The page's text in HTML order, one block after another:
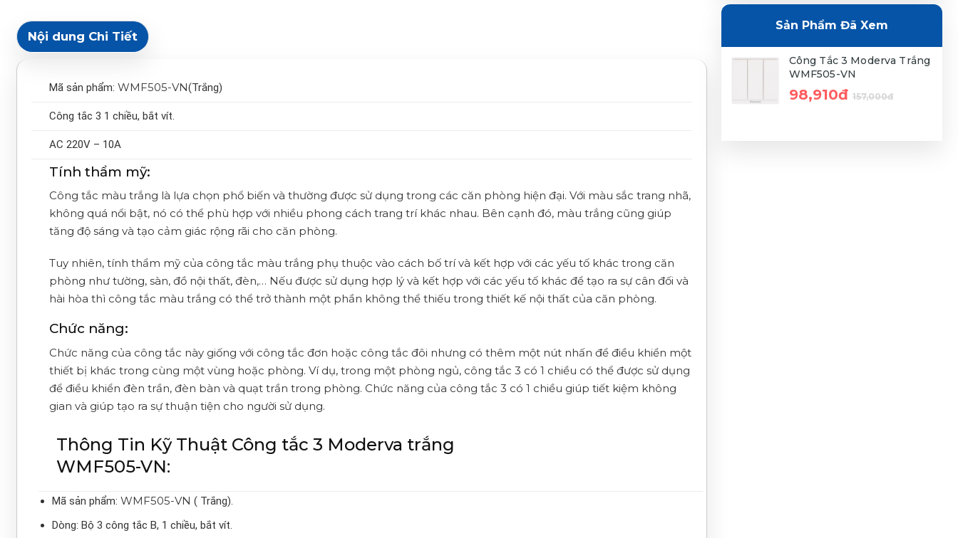
Nội dung Chi Tiết
Mã sản phẩm: WMF505-VN(Trắng)
Công tắc 3 1 chiều, bắt vít.
AC 220V – 10A
Tính thẩm mỹ:
Công tắc màu trắng là lựa chọn phổ biến và thường được sử dụng trong các căn phòng hiện đại. Với màu sắc trang nhã,
không quá nổi bật, nó có thể phù hợp với nhiều phong cách trang trí khác nhau. Bên cạnh đó, màu trắng cũng giúp
tăng độ sáng và tạo cảm giác rộng rãi cho căn phòng.
Tuy nhiên, tính thẩm mỹ của công tắc màu trắng phụ thuộc vào cách bố trí và kết hợp với các yếu tố khác trong căn
phòng như tường, sàn, đồ nội thất, đèn,… Nếu được sử dụng hợp lý và kết hợp với các yếu tố khác để tạo ra sự cân đối và
hài hòa thì công tắc màu trắng có thể trở thành một phần không thể thiếu trong thiết kế nội thất của căn phòng.
Chức năng:
Chức năng của công tắc này giống với công tắc đơn hoặc công tắc đôi nhưng có thêm một nút nhấn để điều khiển một
thiết bị khác trong cùng một vùng hoặc phòng. Ví dụ, trong một phòng ngủ, công tắc 3 có 1 chiều có thể được sử dụng
để điều khiển đèn trần, đèn bàn và quạt trần trong phòng. Chức năng của công tắc 3 có 1 chiều giúp tiết kiệm không
gian và giúp tạo ra sự thuận tiện cho người sử dụng.
Thông Tin Kỹ Thuật Công tắc 3 Moderva trắng
WMF505-VN:
Mã sản phẩm: WMF505-VN ( Trắng).
Dòng: Bộ 3 công tắc B, 1 chiều, bắt vít.
Sản Phẩm Đã Xem
Công Tắc 3 Moderva Trắng
WMF505-VN
98,910đ 157,000đ